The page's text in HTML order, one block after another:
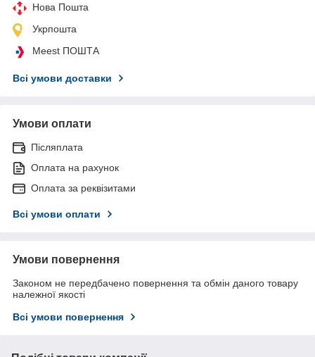
Нова Пошта
Укрпошта
Meest ПОШТА
Всі умови доставки
Умови оплати
Післяплата
Оплата на рахунок
Оплата за реквізитами
Всі умови оплати
Умови повернення
Законом не передбачено повернення та обмін даного товару
належної якості
Всі умови повернення